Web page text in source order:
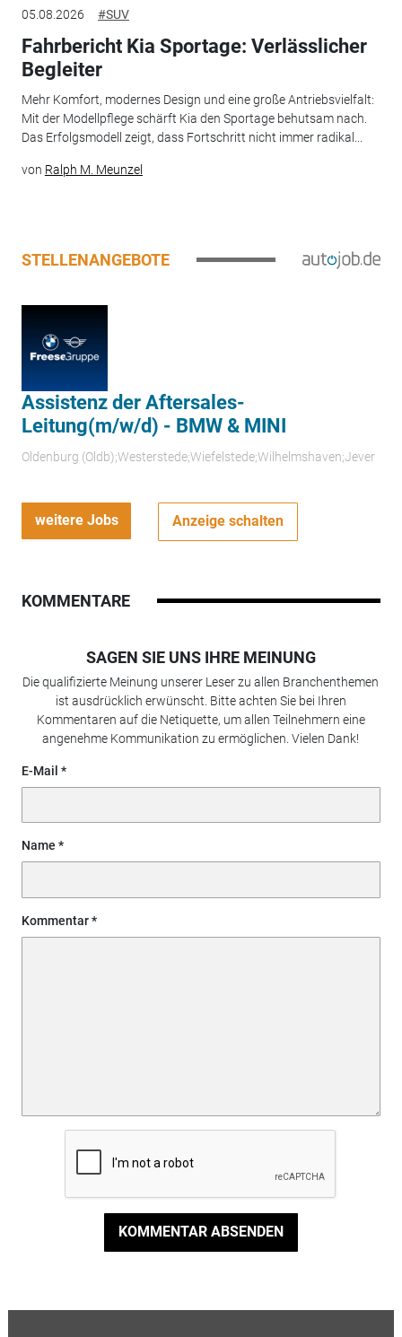
05.08.2026 #SUV
Fahrbericht Kia Sportage: Verlässlicher
Begleiter
Mehr Komfort, modernes Design und eine große Antriebsvielfalt:
Mit der Modellpflege schärft Kia den Sportage behutsam nach.
Das Erfolgsmodell zeigt, dass Fortschritt nicht immer radikal...
von Ralph M. Meunzel
STELLENANGEBOTE
Assistenz der Aftersales-
Leitung(m/w/d) - BMW & MINI
Oldenburg (Oldb);Westerstede;Wiefelstede;Wilhelmshaven;Jever
weitere Jobs Anzeige schalten
KOMMENTARE
SAGEN SIE UNS IHRE MEINUNG
Die qualifizierte Meinung unserer Leser zu allen Branchenthemen
ist ausdrücklich erwünscht. Bitte achten Sie bei Ihren
Kommentaren auf die Netiquette, um allen Teilnehmern eine
angenehme Kommunikation zu ermöglichen. Vielen Dank!
E-Mail
Name
Kommentar
KOMMENTAR ABSENDEN